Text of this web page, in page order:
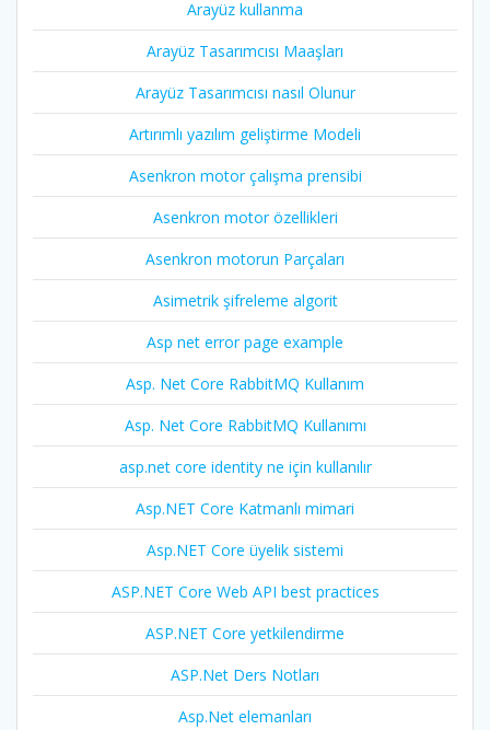
Arayüz kullanma
Arayüz Tasarımcısı Maaşları
Arayüz Tasarımcısı nasıl Olunur
Artırımlı yazılım geliştirme Modeli
Asenkron motor çalışma prensibi
Asenkron motor özellikleri
Asenkron motorun Parçaları
Asimetrik şifreleme algorit
Asp net error page example
Asp. Net Core RabbitMQ Kullanım
Asp. Net Core RabbitMQ Kullanımı
asp.net core identity ne için kullanılır
Asp.NET Core Katmanlı mimari
Asp.NET Core üyelik sistemi
ASP.NET Core Web API best practices
ASP.NET Core yetkilendirme
ASP.Net Ders Notları
Asp.Net elemanları